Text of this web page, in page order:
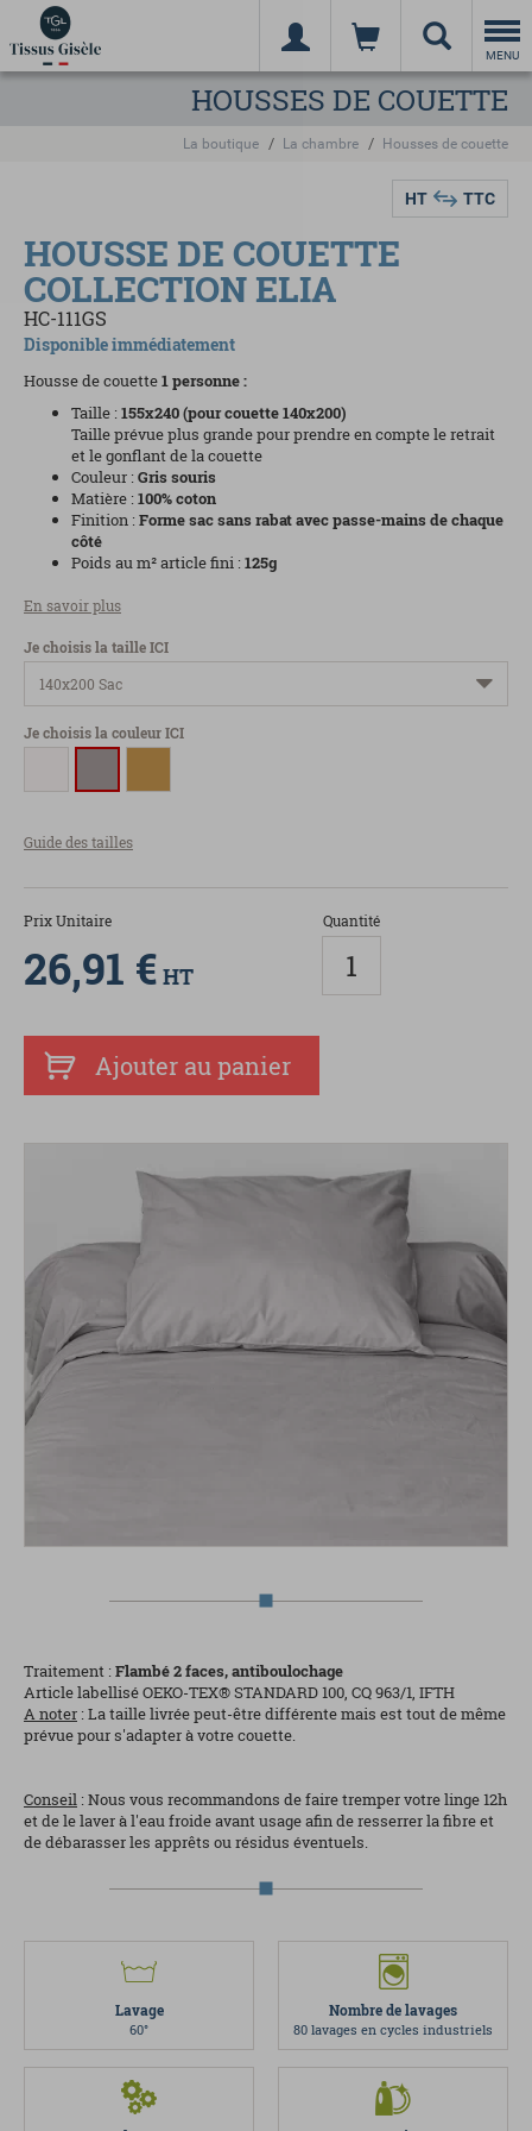
MENU
HOUSSES DE COUETTE
La boutique La chambre Housses de couette
HT TTC
HOUSSE DE COUETTE
COLLECTION ELIA
HC-111GS
Disponible immédiatement
Housse de couette1 personne :
Taille :155x240 (pour couette 140x200)
Taille prévue plus grande pour prendre en compte le retrait
et le gonflant de la couette
Couleur :Gris souris
Matière :100% coton
Finition :Forme sac sans rabat avec passe-mains de chaque
côté
Poids au m² article fini :125g
En savoir plus
Je choisis la taille ICI
Je choisis la couleur ICI
Guide des tailles
Prix Unitaire
26,91 € HT
Quantité
Ajouter au panier
Traitement :Flambé 2 faces, antiboulochage
Article labellisé OEKO-TEX® STANDARD 100, CQ 963/1, IFTH
A noter : La taille livrée peut-être différente mais est tout de même
prévue pour s'adapter à votre couette.
Conseil : Nous vous recommandons de faire tremper votre linge 12h
et de le laver à l'eau froide avant usage afin de resserrer la fibre et
de débarasser les apprêts ou résidus éventuels.
Lavage
60°
Nombre de lavages
80 lavages en cycles industriels